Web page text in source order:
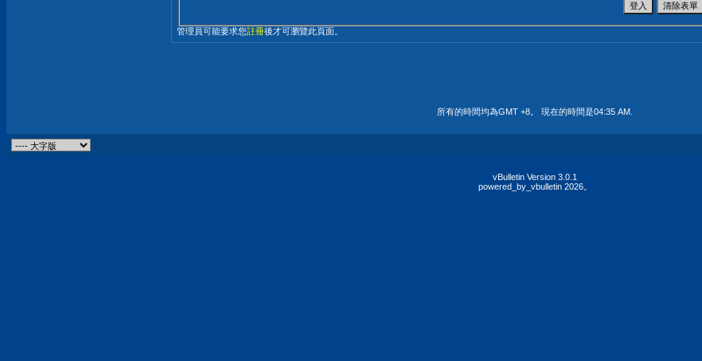
管理員可能要求您註冊後才可瀏覽此頁面。
所有的時間均為GMT +8。 現在的時間是04:35 AM
vBulletin Version 3.0.1
powered_by_vbulletin 2026。